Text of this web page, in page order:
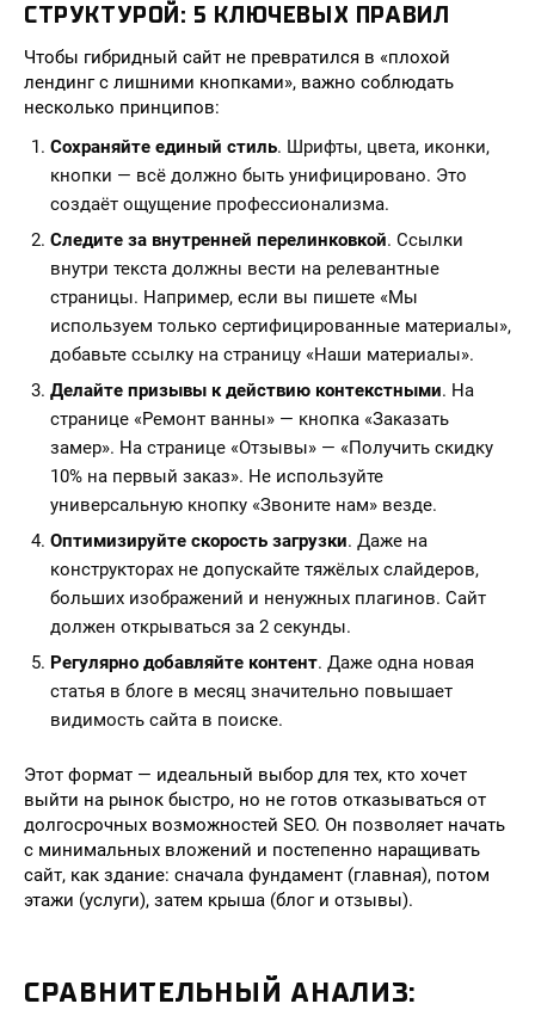
СТРУКТУРОЙ: 5 КЛЮЧЕВЫХ ПРАВИЛ
Чтобы гибридный сайт не превратился в «плохой
лендинг с лишними кнопками», важно соблюдать
несколько принципов:
Сохраняйте единый стиль. Шрифты, цвета, иконки,
кнопки — всё должно быть унифицировано. Это
создаёт ощущение профессионализма.
Следите за внутренней перелинковкой. Ссылки
внутри текста должны вести на релевантные
страницы. Например, если вы пишете «Мы
используем только сертифицированные материалы»,
добавьте ссылку на страницу «Наши материалы».
Делайте призывы к действию контекстными. На
странице «Ремонт ванны» — кнопка «Заказать
замер». На странице «Отзывы» — «Получить скидку
10% на первый заказ». Не используйте
универсальную кнопку «Звоните нам» везде.
Оптимизируйте скорость загрузки. Даже на
конструкторах не допускайте тяжёлых слайдеров,
больших изображений и ненужных плагинов. Сайт
должен открываться за 2 секунды.
Регулярно добавляйте контент. Даже одна новая
статья в блоге в месяц значительно повышает
видимость сайта в поиске.
Этот формат — идеальный выбор для тех, кто хочет
выйти на рынок быстро, но не готов отказываться от
долгосрочных возможностей SEO. Он позволяет начать
с минимальных вложений и постепенно наращивать
сайт, как здание: сначала фундамент (главная), потом
этажи (услуги), затем крыша (блог и отзывы).
СРАВНИТЕЛЬНЫЙ АНАЛИЗ: